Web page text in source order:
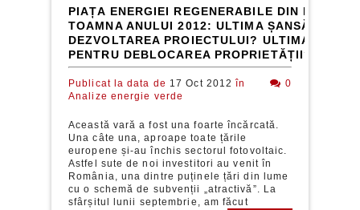
PIAȚA ENERGIEI REGENERABILE DIN
TOAMNA ANULUI 2012: ULTIMA ȘANSĂ
DEZVOLTAREA PROIECTULUI? ULTIMA ȘANSĂ
PENTRU DEBLOCAREA PROPRIETĂȚII?
Publicat la data de 17 Oct 2012 în
Analize energie verde
0
Această vară a fost una foarte încărcată.
Una câte una, aproape toate țările
europene și-au închis sectorul fotovoltaic.
Astfel sute de noi investitori au venit în
România, una dintre puținele țări din lume
cu o schemă de subvenții „atractivă”. La
sfârșitul lunii septembrie, am făcut